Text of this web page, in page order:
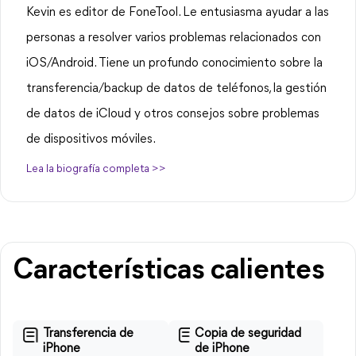
Kevin es editor de FoneTool. Le entusiasma ayudar a las
personas a resolver varios problemas relacionados con
iOS/Android. Tiene un profundo conocimiento sobre la
transferencia/backup de datos de teléfonos, la gestión
de datos de iCloud y otros consejos sobre problemas
de dispositivos móviles.
Lea la biografía completa >>
Características calientes
Transferencia de
iPhone
Copia de seguridad
de iPhone